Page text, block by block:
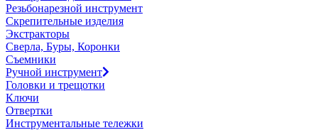
Резьбонарезной инструмент
Скрепительные изделия
Экстракторы
Сверла, Буры, Коронки
Съемники
Ручной инструмент
Головки и трещотки
Ключи
Отвертки
Инструментальные тележки